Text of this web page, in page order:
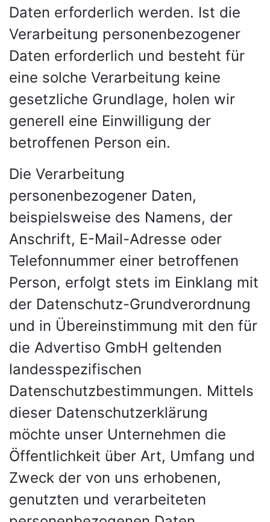
Daten erforderlich werden. Ist die
Verarbeitung personenbezogener
Daten erforderlich und besteht für
eine solche Verarbeitung keine
gesetzliche Grundlage, holen wir
generell eine Einwilligung der
betroffenen Person ein.
Die Verarbeitung
personenbezogener Daten,
beispielsweise des Namens, der
Anschrift, E-Mail-Adresse oder
Telefonnummer einer betroffenen
Person, erfolgt stets im Einklang mit
der Datenschutz-Grundverordnung
und in Übereinstimmung mit den für
die Advertiso GmbH geltenden
landesspezifischen
Datenschutzbestimmungen. Mittels
dieser Datenschutzerklärung
möchte unser Unternehmen die
Öffentlichkeit über Art, Umfang und
Zweck der von uns erhobenen,
genutzten und verarbeiteten